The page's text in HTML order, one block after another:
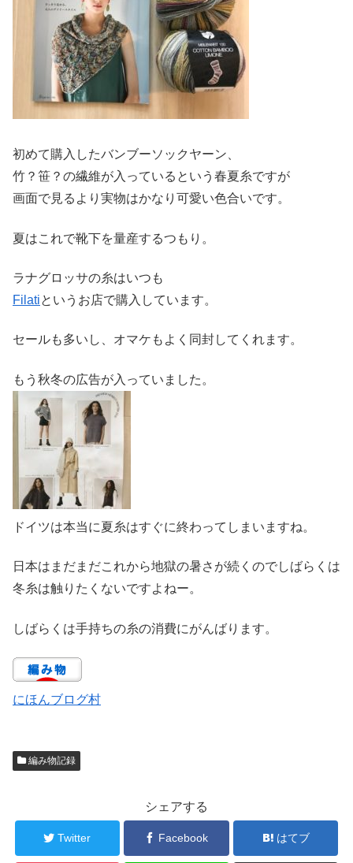
初めて購入したバンブーソックヤーン、
竹？笹？の繊維が入っているという春夏糸ですが
画面で見るより実物はかなり可愛い色合いです。
夏はこれで靴下を量産するつもり。
ラナグロッサの糸はいつも
Filatiというお店で購入しています。
セールも多いし、オマケもよく同封してくれます。
もう秋冬の広告が入っていました。
ドイツは本当に夏糸はすぐに終わってしまいますね。
日本はまだまだこれから地獄の暑さが続くのでしばらくは
冬糸は触りたくないですよねー。
しばらくは手持ちの糸の消費にがんばります。
にほんブログ村
編み物記録
シェアする
Twitter Facebook はてブ